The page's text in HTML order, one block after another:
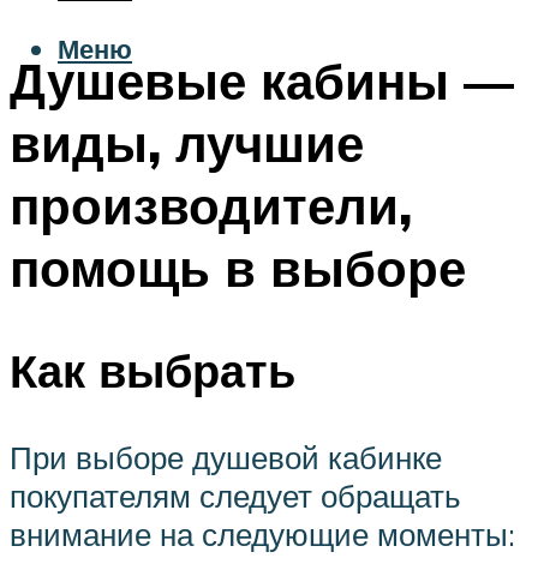
Меню
Душевые кабины —
виды, лучшие
производители,
помощь в выборе
Как выбрать
При выборе душевой кабинке
покупателям следует обращать
внимание на следующие моменты: